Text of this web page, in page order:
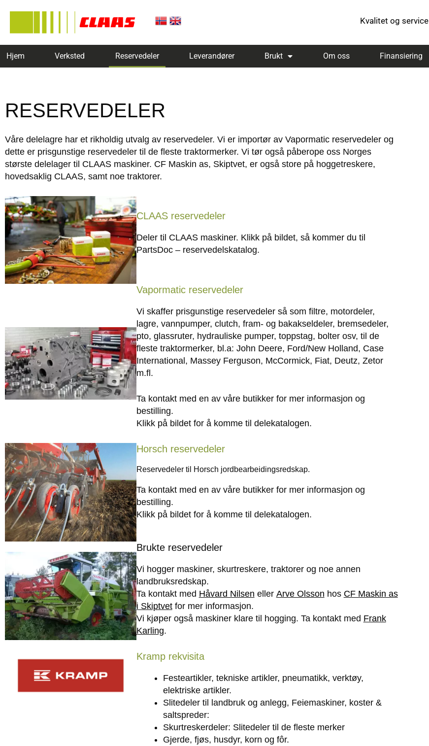
Kvalitet og service
Hjem Verksted Reservedeler Leverandører Brukt Om oss Finansiering
RESERVEDELER
Våre delelagre har et rikholdig utvalg av reservedeler. Vi er importør av Vapormatic reservedeler og
dette er prisgunstige reservedeler til de fleste traktormerker. Vi tør også påberope oss Norges
største delelager til CLAAS maskiner. CF Maskin as, Skiptvet, er også store på hoggetreskere,
hovedsaklig CLAAS, samt noe traktorer.
CLAAS reservedeler
Deler til CLAAS maskiner. Klikk på bildet, så kommer du til
PartsDoc – reservedelskatalog.
Vapormatic reservedeler
Vi skaffer prisgunstige reservedeler så som filtre, motordeler,
lagre, vannpumper, clutch, fram- og bakakseldeler, bremsedeler,
pto, glassruter, hydrauliske pumper, toppstag, bolter osv, til de
fleste traktormerker, bl.a: John Deere, Ford/New Holland, Case
International, Massey Ferguson, McCormick, Fiat, Deutz, Zetor
m.fl.
Ta kontakt med en av våre butikker for mer informasjon og
bestilling.
Klikk på bildet for å komme til delekatalogen.
Horsch reservedeler
Reservedeler til Horsch jordbearbeidingsredskap.
Ta kontakt med en av våre butikker for mer informasjon og
bestilling.
Klikk på bildet for å komme til delekatalogen.
Brukte reservedeler
Vi hogger maskiner, skurtreskere, traktorer og noe annen
landbruksredskap.
Ta kontakt med Håvard Nilsen eller Arve Olsson hos CF Maskin as
i Skiptvetfor mer informasjon.
Vi kjøper også maskiner klare til hogging. Ta kontakt med Frank
Karling.
Kramp rekvisita
Festeartikler, tekniske artikler, pneumatikk, verktøy,
elektriske artikler.
Slitedeler til landbruk og anlegg, Feiemaskiner, koster &
saltspreder:
Skurtreskerdeler: Slitedeler til de fleste merker
Gjerde, fjøs, husdyr, korn og fôr.